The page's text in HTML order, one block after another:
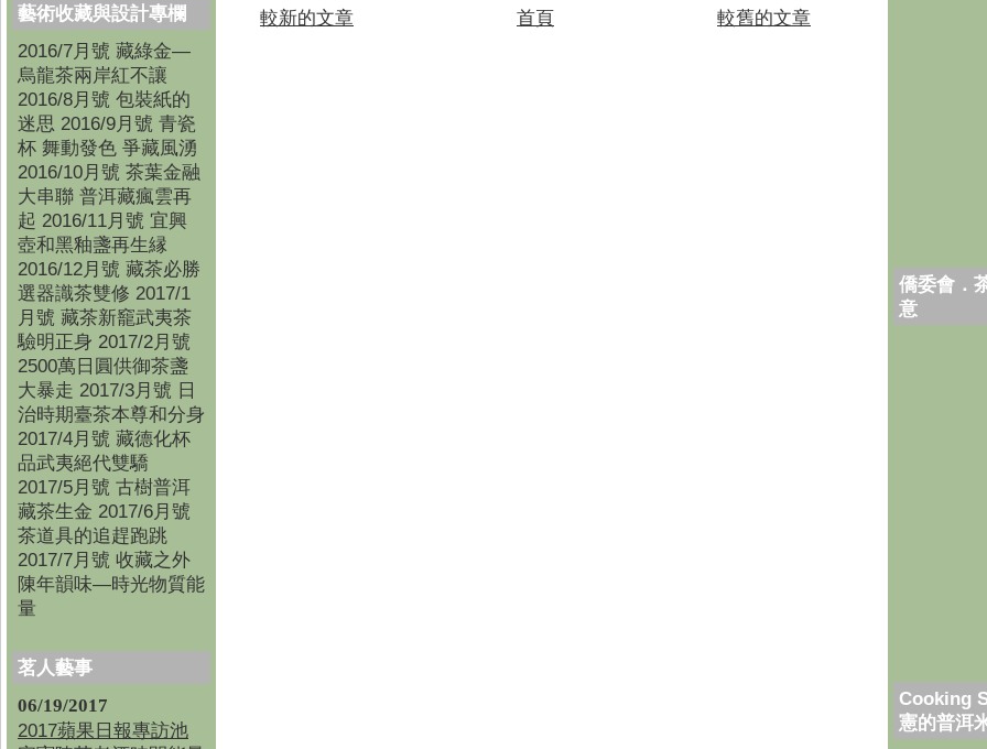
藝術收藏與設計專欄
2016/7月號 藏綠金—
烏龍茶兩岸紅不讓
2016/8月號 包裝紙的
迷思 2016/9月號 青瓷
杯 舞動發色 爭藏風湧
2016/10月號 茶葉金融
大串聯 普洱藏瘋雲再
起 2016/11月號 宜興
壺和黑釉盞再生縁
2016/12月號 藏茶必勝
選器識茶雙修 2017/1
月號 藏茶新竉武夷茶
驗明正身 2017/2月號
2500萬日圓供御茶盞
大暴走 2017/3月號 日
治時期臺茶本尊和分身
2017/4月號 藏德化杯
品武夷絕代雙驕
2017/5月號 古樹普洱
藏茶生金 2017/6月號
茶道具的追趕跑跳
2017/7月號 收藏之外
陳年韻味—時光物質能
量
茗人藝事
06/19/2017
2017蘋果日報專訪池
較新的文章 較舊的文章
首頁
僑委會．
意
Cooking
憲的普洱